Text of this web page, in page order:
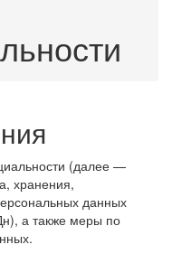
(далее —
хранения,
данных
а также меры по